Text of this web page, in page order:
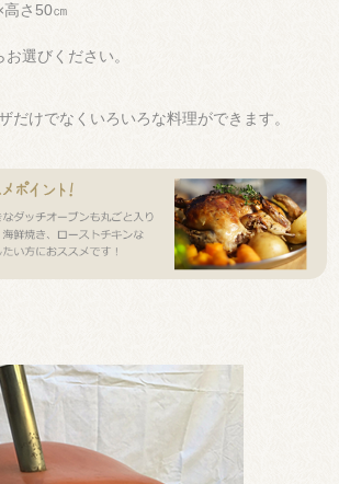
さ50㎝
選びください。
だけでなくいろいろな料理ができます。